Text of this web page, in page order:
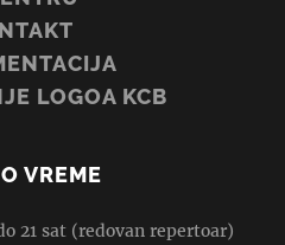
LOGOA KCB
VREME
21 sat (redovan repertoar)